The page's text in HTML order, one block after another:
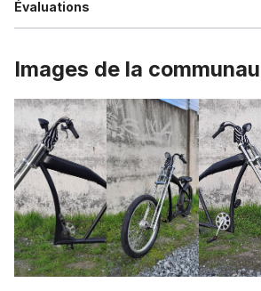
Évaluations
Images de la